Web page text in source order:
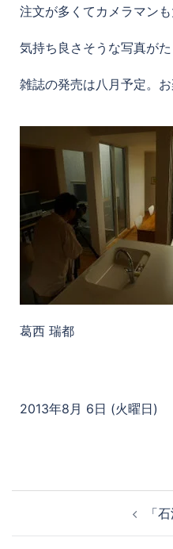
注文が多くてカメラマン
気持ち良さそうな写真がた
雑誌の発売は八月予定。お
葛西 瑞都
2013年8月 6日 (火曜日)
「